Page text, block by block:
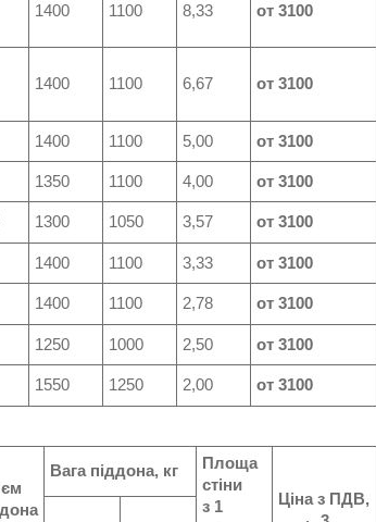
1400 1100 8,33 от 3100
1400 1100 6,67 от 3100
1400 1100 5,00 от 3100
1350 1100 4,00 от 3100
1300 1050 3,57 от 3100
1400 1100 3,33 от 3100
1400 1100 2,78 от 3100
1250 1000 2,50 от 3100
1550 1250 2,00 от 3100
Вага піддона, кг
Площа
стіни
з 1
Ціна з ПДВ,